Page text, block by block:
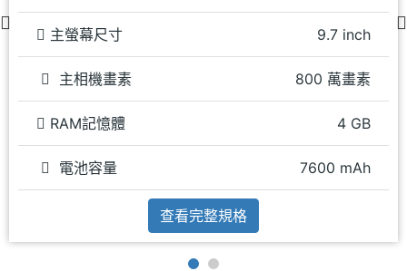
主螢幕尺寸 9.7 inch
主相機畫素 800 萬畫素
RAM記憶體 4 GB
電池容量 7600 mAh
查看完整規格